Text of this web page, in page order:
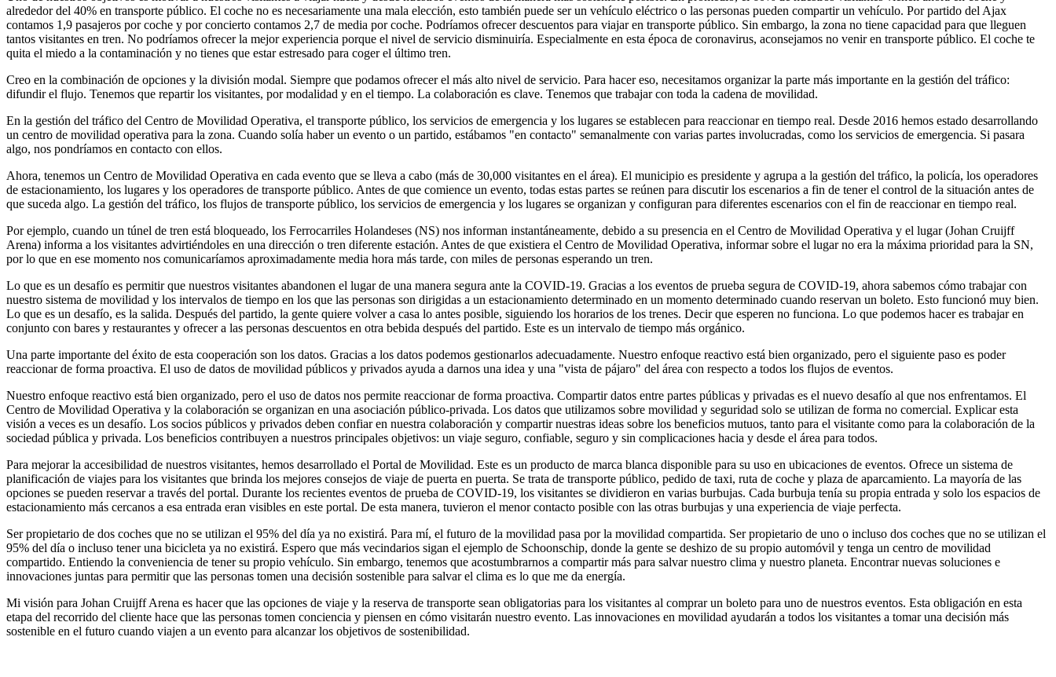
alrededor del 40% en transporte público. El coche no es necesariamente una mala elección, esto también puede ser un vehículo eléctrico o las personas pueden compartir un vehículo. Por partido del Ajax
contamos 1,9 pasajeros por coche y por concierto contamos 2,7 de media por coche. Podríamos ofrecer descuentos para viajar en transporte público. Sin embargo, la zona no tiene capacidad para que lleguen
tantos visitantes en tren. No podríamos ofrecer la mejor experiencia porque el nivel de servicio disminuiría. Especialmente en esta época de coronavirus, aconsejamos no venir en transporte público. El coche te
quita el miedo a la contaminación y no tienes que estar estresado para coger el último tren.
Creo en la combinación de opciones y la división modal. Siempre que podamos ofrecer el más alto nivel de servicio. Para hacer eso, necesitamos organizar la parte más importante en la gestión del tráfico:
difundir el flujo. Tenemos que repartir los visitantes, por modalidad y en el tiempo. La colaboración es clave. Tenemos que trabajar con toda la cadena de movilidad.
En la gestión del tráfico del Centro de Movilidad Operativa, el transporte público, los servicios de emergencia y los lugares se establecen para reaccionar en tiempo real. Desde 2016 hemos estado desarrollando
un centro de movilidad operativa para la zona. Cuando solía haber un evento o un partido, estábamos "en contacto" semanalmente con varias partes involucradas, como los servicios de emergencia. Si pasara
algo, nos pondríamos en contacto con ellos.
Ahora, tenemos un Centro de Movilidad Operativa en cada evento que se lleva a cabo (más de 30,000 visitantes en el área). El municipio es presidente y agrupa a la gestión del tráfico, la policía, los operadores
de estacionamiento, los lugares y los operadores de transporte público. Antes de que comience un evento, todas estas partes se reúnen para discutir los escenarios a fin de tener el control de la situación antes de
que suceda algo. La gestión del tráfico, los flujos de transporte público, los servicios de emergencia y los lugares se organizan y configuran para diferentes escenarios con el fin de reaccionar en tiempo real.
Por ejemplo, cuando un túnel de tren está bloqueado, los Ferrocarriles Holandeses (NS) nos informan instantáneamente, debido a su presencia en el Centro de Movilidad Operativa y el lugar (Johan Cruijff
Arena) informa a los visitantes advirtiéndoles en una dirección o tren diferente estación. Antes de que existiera el Centro de Movilidad Operativa, informar sobre el lugar no era la máxima prioridad para la SN,
por lo que en ese momento nos comunicaríamos aproximadamente media hora más tarde, con miles de personas esperando un tren.
Lo que es un desafío es permitir que nuestros visitantes abandonen el lugar de una manera segura ante la COVID-19. Gracias a los eventos de prueba segura de COVID-19, ahora sabemos cómo trabajar con
nuestro sistema de movilidad y los intervalos de tiempo en los que las personas son dirigidas a un estacionamiento determinado en un momento determinado cuando reservan un boleto. Esto funcionó muy bien.
Lo que es un desafío, es la salida. Después del partido, la gente quiere volver a casa lo antes posible, siguiendo los horarios de los trenes. Decir que esperen no funciona. Lo que podemos hacer es trabajar en
conjunto con bares y restaurantes y ofrecer a las personas descuentos en otra bebida después del partido. Este es un intervalo de tiempo más orgánico.
Una parte importante del éxito de esta cooperación son los datos. Gracias a los datos podemos gestionarlos adecuadamente. Nuestro enfoque reactivo está bien organizado, pero el siguiente paso es poder
reaccionar de forma proactiva. El uso de datos de movilidad públicos y privados ayuda a darnos una idea y una "vista de pájaro" del área con respecto a todos los flujos de eventos.
Nuestro enfoque reactivo está bien organizado, pero el uso de datos nos permite reaccionar de forma proactiva. Compartir datos entre partes públicas y privadas es el nuevo desafío al que nos enfrentamos. El
Centro de Movilidad Operativa y la colaboración se organizan en una asociación público-privada. Los datos que utilizamos sobre movilidad y seguridad solo se utilizan de forma no comercial. Explicar esta
visión a veces es un desafío. Los socios públicos y privados deben confiar en nuestra colaboración y compartir nuestras ideas sobre los beneficios mutuos, tanto para el visitante como para la colaboración de la
sociedad pública y privada. Los beneficios contribuyen a nuestros principales objetivos: un viaje seguro, confiable, seguro y sin complicaciones hacia y desde el área para todos.
Para mejorar la accesibilidad de nuestros visitantes, hemos desarrollado el Portal de Movilidad. Este es un producto de marca blanca disponible para su uso en ubicaciones de eventos. Ofrece un sistema de
planificación de viajes para los visitantes que brinda los mejores consejos de viaje de puerta en puerta. Se trata de transporte público, pedido de taxi, ruta de coche y plaza de aparcamiento. La mayoría de las
opciones se pueden reservar a través del portal. Durante los recientes eventos de prueba de COVID-19, los visitantes se dividieron en varias burbujas. Cada burbuja tenía su propia entrada y solo los espacios de
estacionamiento más cercanos a esa entrada eran visibles en este portal. De esta manera, tuvieron el menor contacto posible con las otras burbujas y una experiencia de viaje perfecta.
Ser propietario de dos coches que no se utilizan el 95% del día ya no existirá. Para mí, el futuro de la movilidad pasa por la movilidad compartida. Ser propietario de uno o incluso dos coches que no se utilizan el
95% del día o incluso tener una bicicleta ya no existirá. Espero que más vecindarios sigan el ejemplo de Schoonschip, donde la gente se deshizo de su propio automóvil y tenga un centro de movilidad
compartido. Entiendo la conveniencia de tener su propio vehículo. Sin embargo, tenemos que acostumbrarnos a compartir más para salvar nuestro clima y nuestro planeta. Encontrar nuevas soluciones e
innovaciones juntas para permitir que las personas tomen una decisión sostenible para salvar el clima es lo que me da energía.
Mi visión para Johan Cruijff Arena es hacer que las opciones de viaje y la reserva de transporte sean obligatorias para los visitantes al comprar un boleto para uno de nuestros eventos. Esta obligación en esta
etapa del recorrido del cliente hace que las personas tomen conciencia y piensen en cómo visitarán nuestro evento. Las innovaciones en movilidad ayudarán a todos los visitantes a tomar una decisión más
sostenible en el futuro cuando viajen a un evento para alcanzar los objetivos de sostenibilidad.